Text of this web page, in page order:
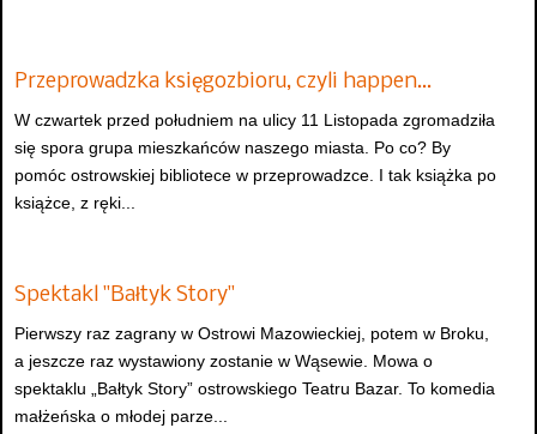
Przeprowadzka księgozbioru, czyli happen…
W czwartek przed południem na ulicy 11 Listopada zgromadziła
się spora grupa mieszkańców naszego miasta. Po co? By
pomóc ostrowskiej bibliotece w przeprowadzce. I tak książka po
książce, z ręki...
Spektakl "Bałtyk Story"
Pierwszy raz zagrany w Ostrowi Mazowieckiej, potem w Broku,
a jeszcze raz wystawiony zostanie w Wąsewie. Mowa o
spektaklu „Bałtyk Story” ostrowskiego Teatru Bazar. To komedia
małżeńska o młodej parze...